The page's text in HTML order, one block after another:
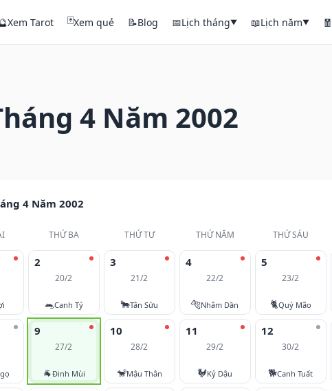
Xem Tarot 🃏Xem quẻ 📝Blog 📅Lịch tháng▼ 📖Lịch năm▼ 🧧
4 Năm 2002
4 Năm 2002
THỨ BA THỨ TƯ THỨ NĂM THỨ SÁU
2
20/2
🐀Canh Tý
3
21/2
🐂Tân Sửu
4
22/2
🐅Nhâm Dần
5
23/2
🐈Quý Mão
9
27/2
🐐Đinh Mùi
10
28/2
🐒Mậu Thân
11
29/2
🐓Kỷ Dậu
12
30/2
🐕Canh Tuất